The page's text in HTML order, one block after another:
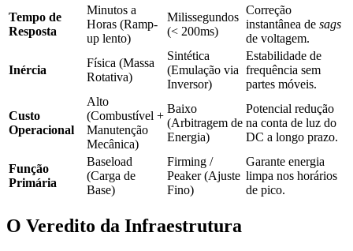
Tempo de
Resposta
Minutos a
Horas (Ramp-
up lento)
Milissegundos
(< 200ms)
Correção
instantânea de sags
de voltagem.
Inércia
Física (Massa
Rotativa)
Sintética
(Emulação via
Inversor)
Estabilidade de
frequência sem
partes móveis.
Custo
Operacional
Alto
(Combustível +
Manutenção
Mecânica)
Baixo
(Arbitragem de
Energia)
Potencial redução
na conta de luz do
DC a longo prazo.
Função
Primária
Baseload
(Carga de
Base)
Firming /
Peaker (Ajuste
Fino)
Garante energia
limpa nos horários
de pico.
O Veredito da Infraestrutura